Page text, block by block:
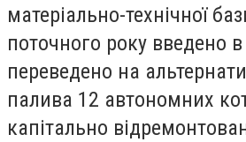
матеріально-технічної
поточного року введено
переведено на
палива 12 автономних
капітально